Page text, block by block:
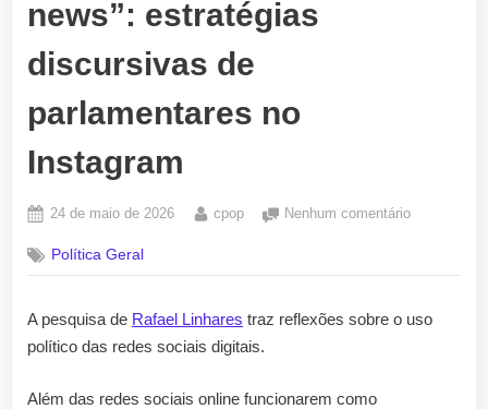
news”: estratégias
discursivas de
parlamentares no
Instagram
Posted
24 de maio de 2026 By
cpop Nenhum comentárioem
das
news”:
Política Geral
A pesquisa de Rafael Linhares traz reflexões sobre o uso
político das redes sociais digitais.
Além das redes sociais online funcionarem como